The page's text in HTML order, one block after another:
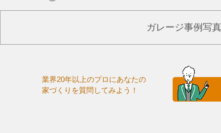
ガレージ事例写
業界20年以上のプロにあなたの
家づくりを質問してみよう！